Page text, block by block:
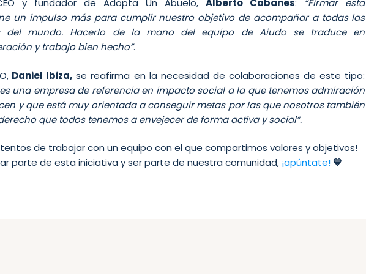
y fundador de Adopta Un Abuelo,Alberto Cabanes: “Firmar esta
un impulso más para cumplir nuestro objetivo de acompañar a todas las
del mundo. Hacerlo de la mano del equipo de Aiudo se traduce en
y trabajo bien hecho”.
Daniel Ibiza, se reafirma en la necesidad de colaboraciones de este tipo:
una empresa de referencia en impacto social a la que tenemos admiración
y que está muy orientada a conseguir metas por las que nosotros también
que todos tenemos a envejecer de forma activa y social”.
de trabajar con un equipo con el que compartimos valores y objetivos!
parte de esta iniciativa y ser parte de nuestra comunidad, ¡apúntate! 💙